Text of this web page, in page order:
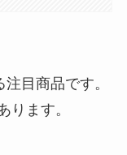
目商品です。
ります。